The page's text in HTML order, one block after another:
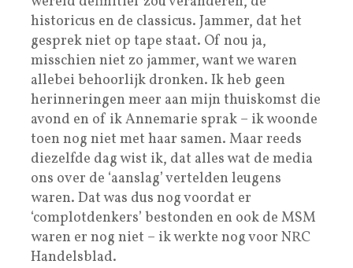
historicus en de classicus. Jammer, dat het
gesprek niet op tape staat. Of nou ja,
misschien niet zo jammer, want we waren
allebei behoorlijk dronken. Ik heb geen
herinneringen meer aan mijn thuiskomst die
avond en of ik Annemarie sprak – ik woonde
toen nog niet met haar samen. Maar reeds
diezelfde dag wist ik, dat alles wat de media
ons over de ‘aanslag’ vertelden leugens
waren. Dat was dus nog voordat er
‘complotdenkers’ bestonden en ook de MSM
waren er nog niet – ik werkte nog voor NRC
Handelsblad.